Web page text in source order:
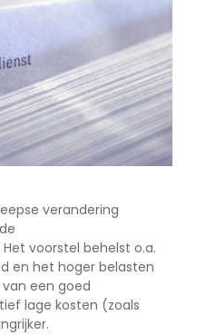
verandering
voorstel behelst o.a.
en het hoger belasten
een goed
lage kosten (zoals